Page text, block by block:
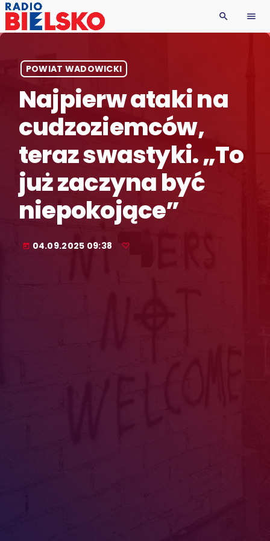
search menu
POWIAT WADOWICKI
Najpierw ataki na
cudzoziemców,
teraz swastyki. „To
już zaczyna być
niepokojące”
today 04.09.2025 09:38